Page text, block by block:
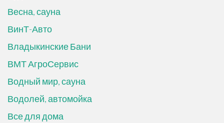
Весна, сауна
ВинТ-Авто
Владыкинские Бани
ВМТ АгроСервис
Водный мир, сауна
Водолей, автомойка
Все для дома